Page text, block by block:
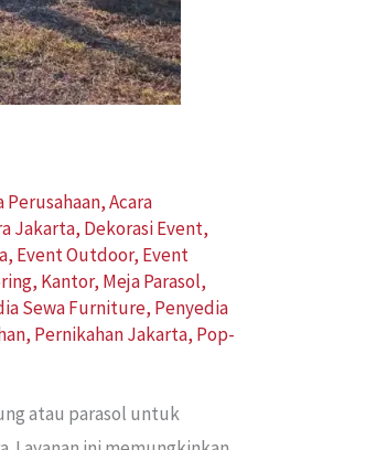
Perusahaan,Acara
Jakarta, Dekorasi Event,
, Event Outdoor, Event
, Kantor, Meja Parasol,
Sewa Furniture, Penyedia
, Pernikahan Jakarta, Pop-
atau parasol untuk